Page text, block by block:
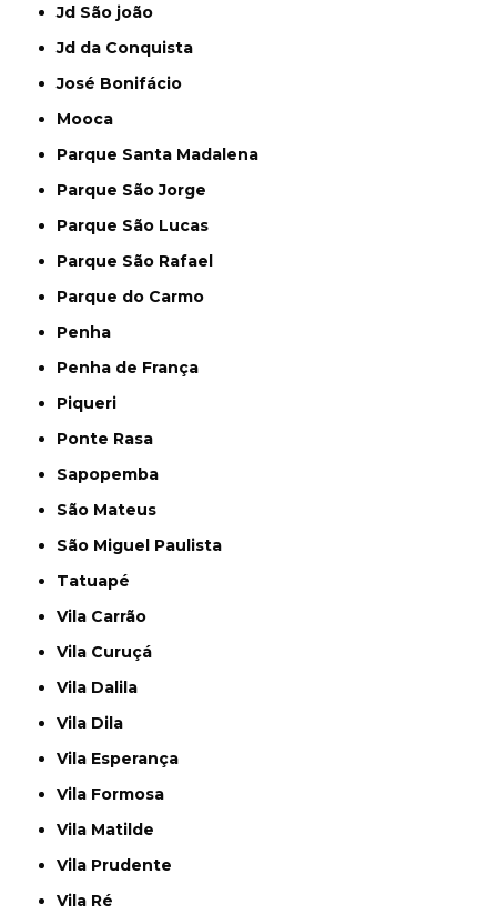
Jd São joão
Jd da Conquista
José Bonifácio
Mooca
Parque Santa Madalena
Parque São Jorge
Parque São Lucas
Parque São Rafael
Parque do Carmo
Penha
Penha de França
Piqueri
Ponte Rasa
Sapopemba
São Mateus
São Miguel Paulista
Tatuapé
Vila Carrão
Vila Curuçá
Vila Dalila
Vila Dila
Vila Esperança
Vila Formosa
Vila Matilde
Vila Prudente
Vila Ré